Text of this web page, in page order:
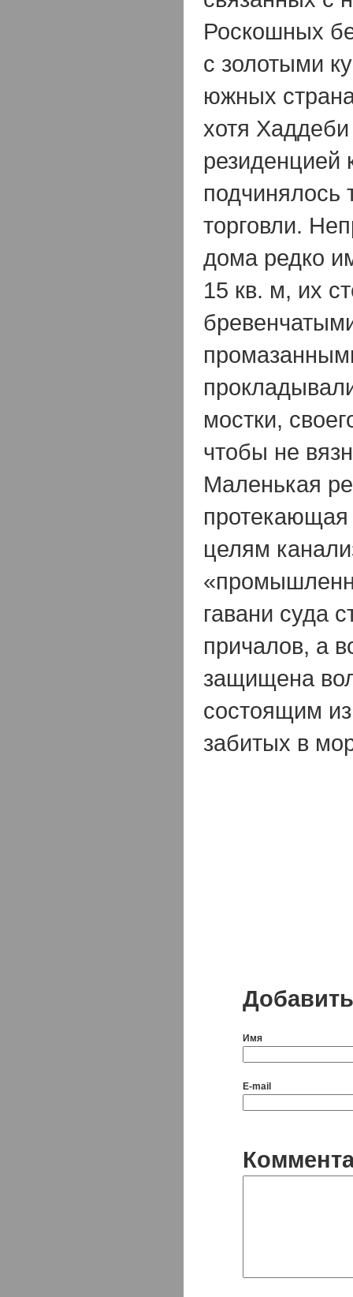
Роскошных
с золотыми
южных
хотя
резиденцией
подчинялось
торговли.
дома редко
15 кв. м, их
мостки,
чтобы не
Маленькая
протекающая
целям
гавани суда
причалов, а
защищена
состоящим
забитых в
Имя
E-mail